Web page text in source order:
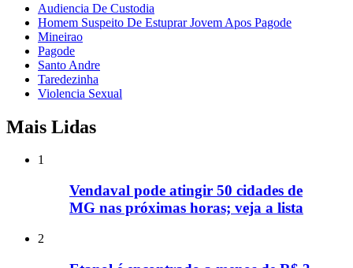
Audiencia De Custodia
Homem Suspeito De Estuprar Jovem Apos Pagode
Mineirao
Pagode
Santo Andre
Taredezinha
Violencia Sexual
Mais Lidas
1
Vendaval pode atingir 50 cidades de
MG nas próximas horas; veja a lista
2